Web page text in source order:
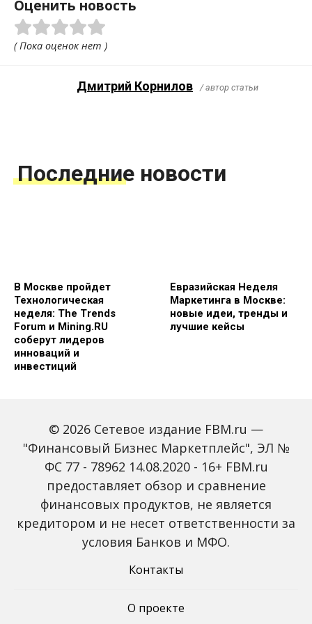
Оценить новость
( Пока оценок нет )
Дмитрий Корнилов / автор статьи
Последние новости
В Москве пройдет
Технологическая
неделя: The Trends
Forum и Mining.RU
соберут лидеров
инноваций и
инвестиций
Евразийская Неделя
Маркетинга в Москве:
новые идеи, тренды и
лучшие кейсы
Global Tech Forum: как
ИИ меняет бизнес и
открывает новые
4.0 меняет правила
игры в медиаиндустрии
© 2026 Сетевое издание FBM.ru —
"Финансовый Бизнес Маркетплейс", ЭЛ №
ФС 77 - 78962 14.08.2020 - 16+ FBM.ru
предоставляет обзор и сравнение
финансовых продуктов, не является
кредитором и не несет ответственности за
условия Банков и МФО.
Контакты
О проекте